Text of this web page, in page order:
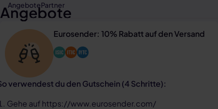
AngebotePartner
Angebote
Eurosender: 10% Rabatt auf den Versand
verwendest du den Gutschein (4 Schritte):
Gehe auf https://www.eurosender.com/